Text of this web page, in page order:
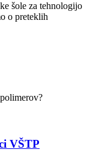
šole za tehnologijo
o preteklih
VŠTP